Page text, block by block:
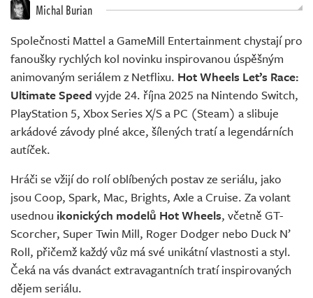
Michal Burian
Společnosti Mattel a GameMill Entertainment chystají pro
fanoušky rychlých kol novinku inspirovanou úspěšným
animovaným seriálem z Netflixu. Hot Wheels Let’s Race:
Ultimate Speed vyjde 24. října 2025 na Nintendo Switch,
PlayStation 5, Xbox Series X/S a PC (Steam) a slibuje
arkádové závody plné akce, šílených tratí a legendárních
autíček.
Hráči se vžijí do rolí oblíbených postav ze seriálu, jako
jsou Coop, Spark, Mac, Brights, Axle a Cruise. Za volant
usednou ikonických modelů Hot Wheels, včetně GT-
Scorcher, Super Twin Mill, Roger Dodger nebo Duck N’
Roll, přičemž každý vůz má své unikátní vlastnosti a styl.
Čeká na vás dvanáct extravagantních tratí inspirovaných
dějem seriálu.